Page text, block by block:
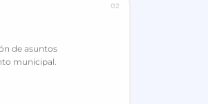
02
de asuntos
municipal.